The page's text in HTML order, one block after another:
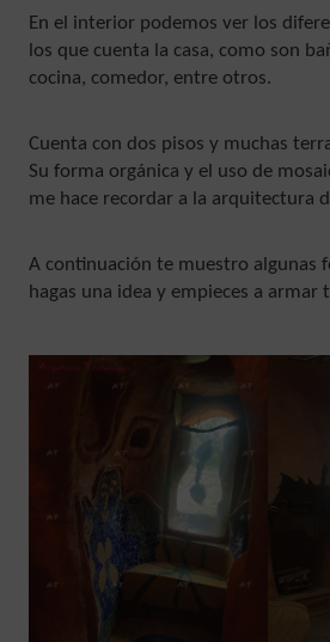
En el interior podemos ver los
los que cuenta la casa, como son
cocina, comedor, entre otros.
Cuenta con dos pisos y muchas
Su forma orgánica y el uso de
me hace recordar a la arquitectura
A continuación te muestro algunas
hagas una idea y empieces a armar